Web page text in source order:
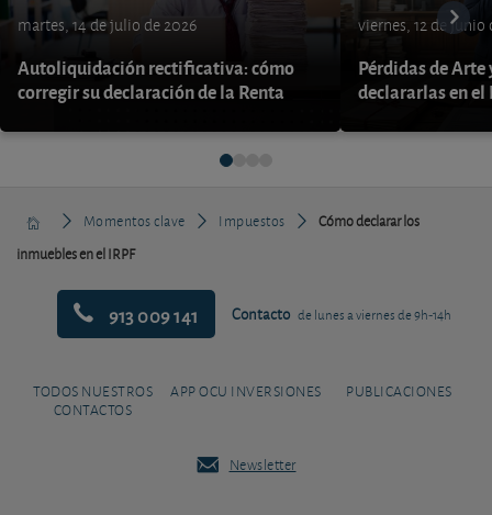
martes, 14 de julio de 2026
Autoliquidación rectificativa: cómo
corregir su declaración de la Renta
viernes, 12 de junio
Pérdidas de
declararlas en el
Momentos clave Impuestos
Cómo declarar los
inmuebles en el IRPF
913 009 141 Contacto de lunes a viernes de 9h-14h
TODOS NUESTROS
CONTACTOS
APP OCU INVERSIONES PUBLICACIONES
Newsletter